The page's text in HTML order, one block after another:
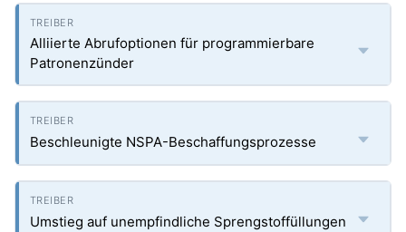
Alliierte Abrufoptionen für programmierbare
Patronenzünder
Beschleunigte NSPA-Beschaffungsprozesse
Umstieg auf unempfindliche Sprengstoffüllungen